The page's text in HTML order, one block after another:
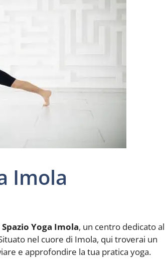
Imola
Yoga Imola, un centro dedicato al
nel cuore di Imola, qui troverai un
e approfondire la tua pratica yoga.